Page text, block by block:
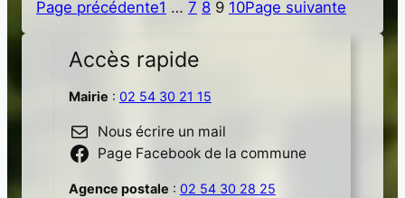
Page précédente1 … 7 8 9 10Page suivante
Accès rapide
Mairie : 02 54 30 21 15
Nous écrire un mail
Page Facebook de la commune
Agence postale : 02 54 30 28 25